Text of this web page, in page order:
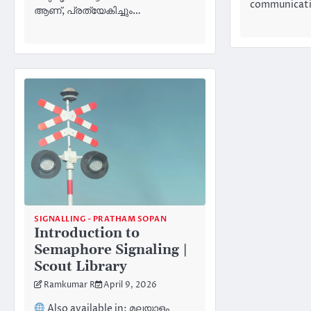
ആണ്, പ്രത്യേകിച്ചും…
SIGNALLING - PRATHAM SOPAN
Introduction to
Semaphore Signaling |
Scout Library
Ramkumar R April 9, 2026